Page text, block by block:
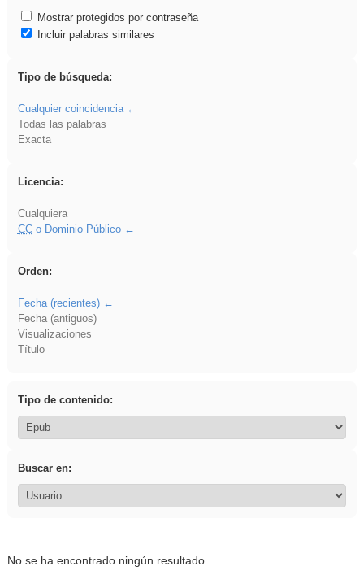
Mostrar protegidos por contraseña
Incluir palabras similares
Tipo de búsqueda:
Cualquier coincidencia
Todas las palabras
Exacta
Licencia:
Cualquiera
CCo Dominio Público
Orden:
Fecha (recientes)
Fecha (antiguos)
Visualizaciones
Título
Tipo de contenido:
Buscar en:
No se ha encontrado ningún resultado.